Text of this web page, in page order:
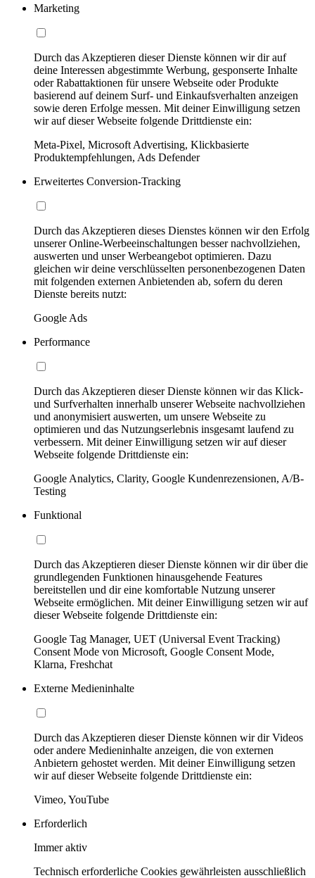
Marketing
Durch das Akzeptieren dieser Dienste können wir dir auf
deine Interessen abgestimmte Werbung, gesponserte Inhalte
oder Rabattaktionen für unsere Webseite oder Produkte
basierend auf deinem Surf- und Einkaufsverhalten anzeigen
sowie deren Erfolge messen. Mit deiner Einwilligung setzen
wir auf dieser Webseite folgende Drittdienste ein:
Meta-Pixel, Microsoft Advertising, Klickbasierte
Produktempfehlungen, Ads Defender
Erweitertes Conversion-Tracking
Durch das Akzeptieren dieses Dienstes können wir den Erfolg
unserer Online-Werbeeinschaltungen besser nachvollziehen,
auswerten und unser Werbeangebot optimieren. Dazu
gleichen wir deine verschlüsselten personenbezogenen Daten
mit folgenden externen Anbietenden ab, sofern du deren
Dienste bereits nutzt:
Google Ads
Performance
Durch das Akzeptieren dieser Dienste können wir das Klick-
und Surfverhalten innerhalb unserer Webseite nachvollziehen
und anonymisiert auswerten, um unsere Webseite zu
optimieren und das Nutzungserlebnis insgesamt laufend zu
verbessern. Mit deiner Einwilligung setzen wir auf dieser
Webseite folgende Drittdienste ein:
Google Analytics, Clarity, Google Kundenrezensionen, A/B-
Testing
Funktional
Durch das Akzeptieren dieser Dienste können wir dir über die
grundlegenden Funktionen hinausgehende Features
bereitstellen und dir eine komfortable Nutzung unserer
Webseite ermöglichen. Mit deiner Einwilligung setzen wir auf
dieser Webseite folgende Drittdienste ein:
Google Tag Manager, UET (Universal Event Tracking)
Consent Mode von Microsoft, Google Consent Mode,
Klarna, Freshchat
Externe Medieninhalte
Durch das Akzeptieren dieser Dienste können wir dir Videos
oder andere Medieninhalte anzeigen, die von externen
Anbietern gehostet werden. Mit deiner Einwilligung setzen
wir auf dieser Webseite folgende Drittdienste ein:
Vimeo, YouTube
Erforderlich
Immer aktiv
Technisch erforderliche Cookies gewährleisten ausschließlich